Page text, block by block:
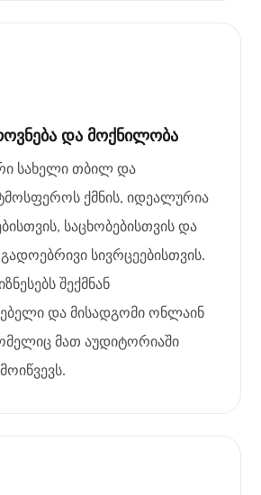
და მოქნილობა
სახელი თბილ და
ქმნის, იდეალურია
საცხობებისთვის და
სივრცეებისთვის.
შექმნან
და მისადგომი ონლაინ
მათ აუდიტორიაში